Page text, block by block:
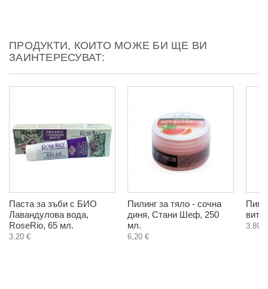
ПРОДУКТИ, КОИТО МОЖЕ БИ ЩЕ ВИ
ЗАИНТЕРЕСУВАТ:
Паста за зъби с БИО
Лавандулова вода,
RoseRio, 65 мл.
3,20 €
Пилинг за тяло - сочна
диня, Стани Шеф, 250
мл.
6,20 €
3,89 €